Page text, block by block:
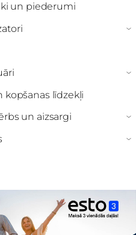
un piederumi
›
›
kopšanas līdzekļi
un aizsargi
›
›